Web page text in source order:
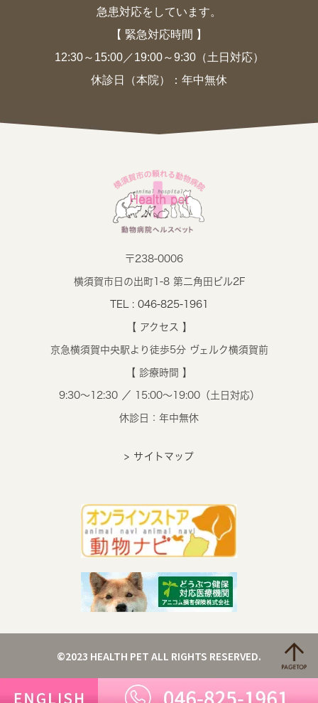
急患対応をしています。
【 緊急対応時間 】
12:30～15:00／19:00～9:30（土日対応）
休診日（本院）：年中無休
〒238-0006
横須賀市日の出町1-8 第二角田ビル2F
TEL : 046-825-1961
【 アクセス 】
京急横須賀中央駅より徒歩5分 ヴェルク横須賀前
【 診療時間 】
9:30～12:30 ／ 15:00～19:00（土日対応）
休診日：年中無休
> サイトマップ
©2023 HEALTH PET ALL RIGHTS RESERVED.